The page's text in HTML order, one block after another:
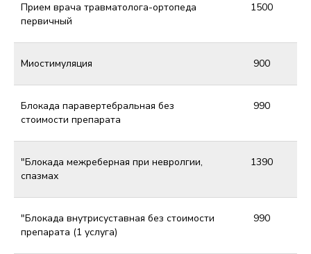
Прием врача травматолога-ортопеда
первичный
1500
Миостимуляция 900
Блокада паравертебральная без
стоимости препарата
990
"Блокада межреберная при невролгии,
спазмах
1390
"Блокада внутрисуставная без стоимости
препарата (1 услуга)
990